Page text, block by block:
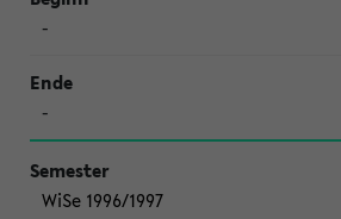
-
-
WiSe 1996/1997